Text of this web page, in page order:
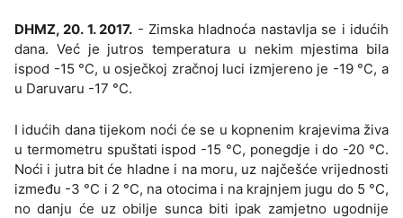
DHMZ, 20. 1. 2017. - Zimska hladnoća nastavlja se i idućih
dana. Već je jutros temperatura u nekim mjestima bila
ispod -15 °C, u osječkoj zračnoj luci izmjereno je -19 °C, a
u Daruvaru -17 °C.
I idućih dana tijekom noći će se u kopnenim krajevima živa
u termometru spuštati ispod -15 °C, ponegdje i do -20 °C.
Noći i jutra bit će hladne i na moru, uz najčešće vrijednosti
između -3 °C i 2 °C, na otocima i na krajnjem jugu do 5 °C,
no danju će uz obilje sunca biti ipak zamjetno ugodnije